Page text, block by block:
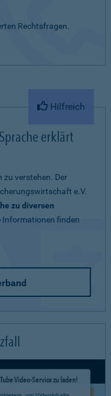
Rechtsfragen.
Hilfreich
erklärt
verstehen. Der
e.V.
zu diversen
Informationen finden
Video-Service zu laden!
um Videoinhalte